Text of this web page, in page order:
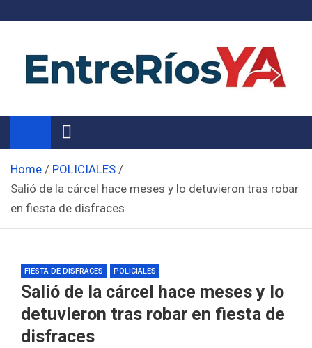
Noticias de Entre Ríos
Información de toda la provincia ahora
Home
POLICIALES
Salió de la cárcel hace meses y lo detuvieron tras robar
en fiesta de disfraces
FIESTA DE DISFRACES POLICIALES
Salió de la cárcel hace meses y lo
detuvieron tras robar en fiesta de
disfraces